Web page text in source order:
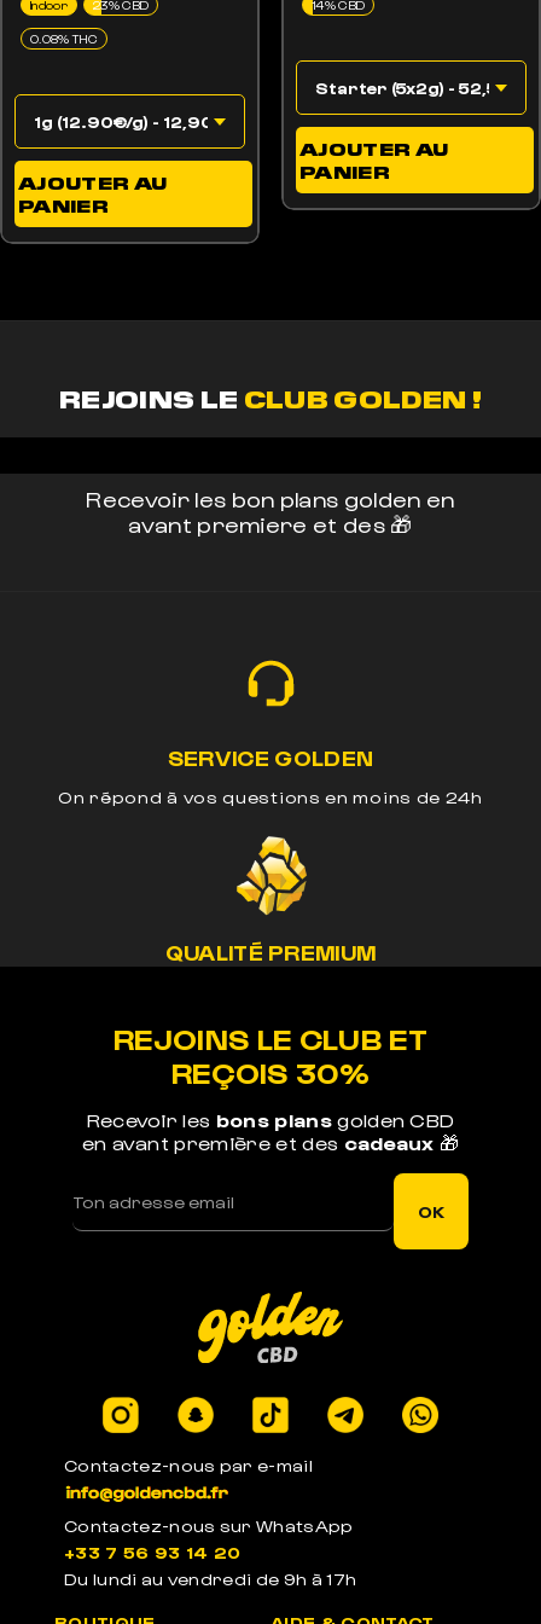
AJOUTER AU
PANIER
Indoor 23% CBD
0.08% THC
AJOUTER AU
PANIER
14% CBD
REJOINS LE CLUB GOLDEN !
Recevoir les bon plans golden en
avant premiere et des 🎁
SERVICE GOLDEN
On répond à vos questions en moins de 24h
QUALITÉ PREMIUM
Votre commande est expédiée sous 1j ouvré
LEGAL EN EUROPE
Produits certifiés en laboratoires à -0.3% de
THC
PACKAGE ANONYME
Contactez-nous par e-mail
Contactez-nous sur WhatsApp
+33 7 56 93 14 20
Du lundi au vendredi de 9h à 17h
REJOINS LE CLUB ET
REÇOIS 30%
Recevoir les bons plansgolden CBD
en avant première et des cadeaux 🎁
OK